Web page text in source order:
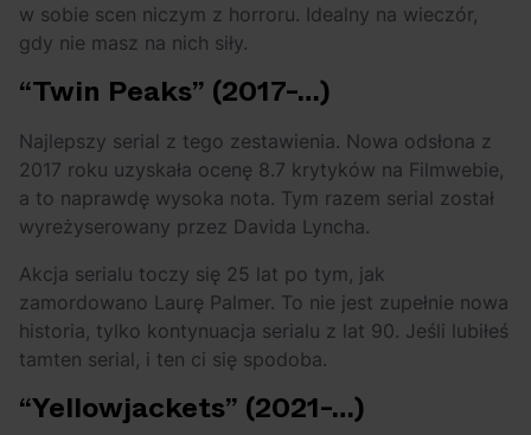
w sobie scen niczym z horroru. Idealny na wieczór,
gdy nie masz na nich siły.
“Twin Peaks” (2017-…)
Najlepszy serial z tego zestawienia. Nowa odsłona z
2017 roku uzyskała ocenę 8.7 krytyków na Filmwebie,
a to naprawdę wysoka nota. Tym razem serial został
wyreżyserowany przez Davida Lyncha.
Akcja serialu toczy się 25 lat po tym, jak
zamordowano Laurę Palmer. To nie jest zupełnie nowa
historia, tylko kontynuacja serialu z lat 90. Jeśli lubiłeś
tamten serial, i ten ci się spodoba.
“Yellowjackets” (2021-…)